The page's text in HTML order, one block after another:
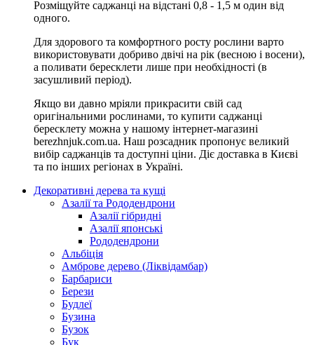
Розміщуйте саджанці на відстані 0,8 - 1,5 м один від
одного.
Для здорового та комфортного росту рослини варто
використовувати добриво двічі на рік (весною і восени),
а поливати бересклети лише при необхідності (в
засушливий період).
Якщо ви давно мріяли прикрасити свій сад
оригінальними рослинами, то купити саджанці
бересклету можна у нашому інтернет-магазині
berezhnjuk.com.ua. Наш розсадник пропонує великий
вибір саджанців та доступні ціни. Діє доставка в Києві
та по інших регіонах в Україні.
Декоративні дерева та кущі
Азалії та Рододендрони
Азалії гібридні
Азалії японські
Рододендрони
Альбіція
Амброве дерево (Ліквідамбар)
Барбариси
Берези
Будлеї
Бузина
Бузок
Бук